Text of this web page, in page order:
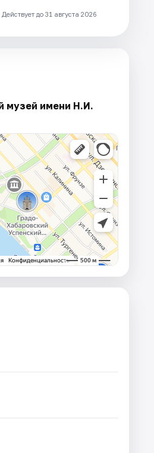
Действует до 31 августа 2026
музей имени Н.И.